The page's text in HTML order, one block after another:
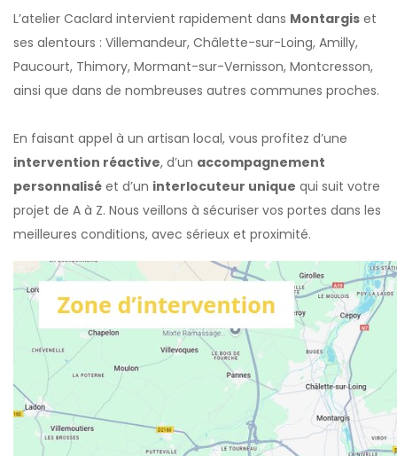
L’atelier Caclard intervient rapidement dans Montargis et
ses alentours : Villemandeur, Châlette-sur-Loing, Amilly,
Paucourt, Thimory, Mormant-sur-Vernisson, Montcresson,
ainsi que dans de nombreuses autres communes proches.
En faisant appel à un artisan local, vous profitez d’une
intervention réactive, d’un accompagnement
personnalisé et d’un interlocuteur unique qui suit votre
projet de A à Z. Nous veillons à sécuriser vos portes dans les
meilleures conditions, avec sérieux et proximité.